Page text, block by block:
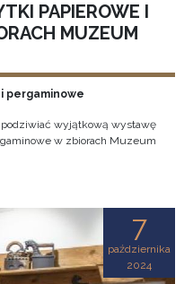
PAPIEROWE I
MUZEUM
pergaminowe
wyjątkową wystawę
w zbiorach Muzeum
7
października
2024